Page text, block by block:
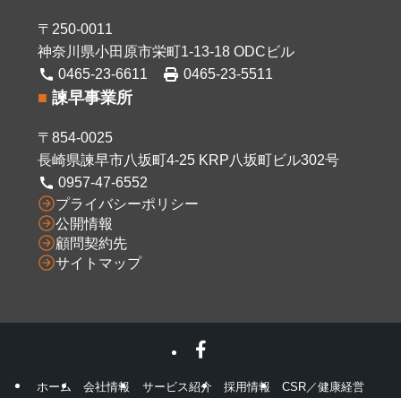
〒250-0011
神奈川県小田原市栄町1-13-18 ODCビル
0465-23-6611
0465-23-5511
■ 諫早事業所
〒854-0025
長崎県諫早市八坂町4-25 KRP八坂町ビル302号
0957-47-6552
プライバシーポリシー
公開情報
顧問契約先
サイトマップ
ホーム 会社情報 サービス紹介 採用情報 CSR／健康経営